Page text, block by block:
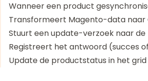
Wanneer een product
Transformeert Magento-data naar
Stuurt een update-verzoek naar de
Registreert het antwoord (succes
Update de productstatus in het grid